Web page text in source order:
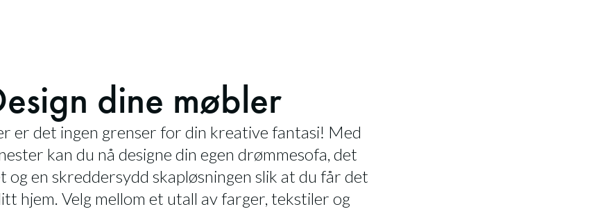
dine møbler
er det ingen grenser for din kreative fantasi! Med
kan du nå designe din egen drømmesofa, det
og en skreddersydd skapløsningen slik at du får det
hjem. Velg mellom et utall av farger, tekstiler og